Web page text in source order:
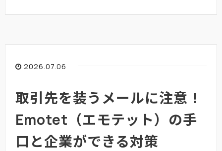
2026.07.06
取引先を装うメールに注意！
Emotet（エモテット）の手
口と企業ができる対策